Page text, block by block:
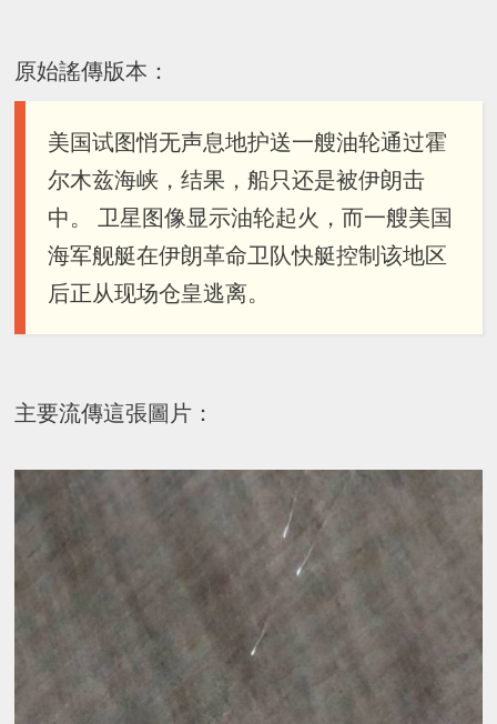
原始謠傳版本：
美国试图悄无声息地护送一艘油轮通过霍
尔木兹海峡，结果，船只还是被伊朗击
中。 卫星图像显示油轮起火，而一艘美国
海军舰艇在伊朗革命卫队快艇控制该地区
后正从现场仓皇逃离。
主要流傳這張圖片：